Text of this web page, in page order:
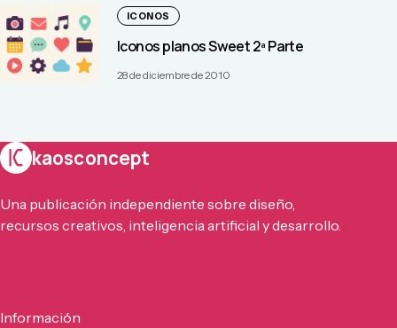
ICONOS
Iconos planos Sweet 2ª Parte
28 de diciembre de 2010
kaosconcept
Una publicación independiente sobre diseño,
recursos creativos, inteligencia artificial y desarrollo.
Información